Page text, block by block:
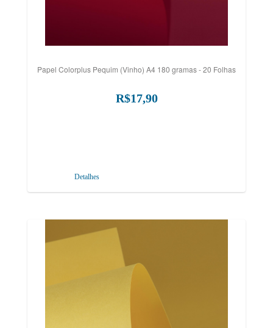
Papel Colorplus Pequim (Vinho) A4 180 gramas - 20 Folhas
R$17,90
Detalhes